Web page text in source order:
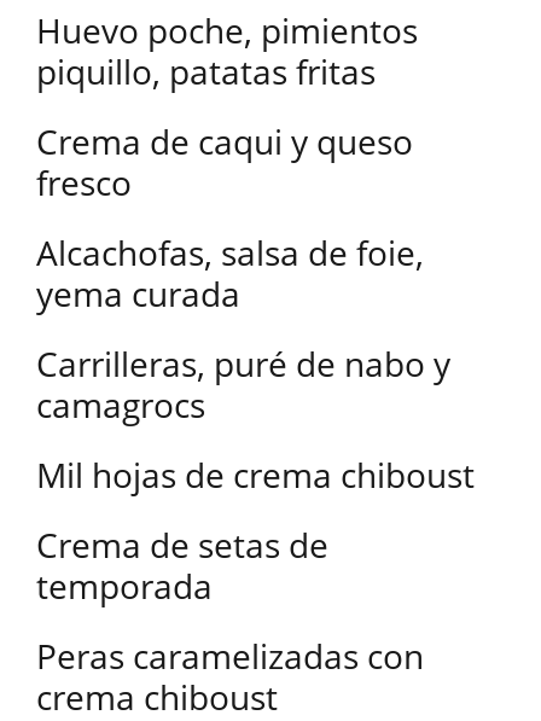
Huevo poche, pimientos
piquillo, patatas fritas
Crema de caqui y queso
fresco
Alcachofas, salsa de foie,
yema curada
Carrilleras, puré de nabo y
camagrocs
Mil hojas de crema chiboust
Crema de setas de
temporada
Peras caramelizadas con
crema chiboust